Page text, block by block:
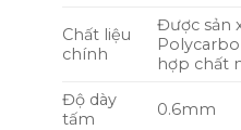
Chất liệu
chính
Được sản
hợp chất
Độ dày
tấm
0.6mm